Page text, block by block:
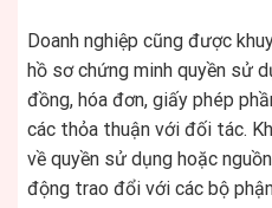
Doanh nghiệp cũng được
hồ sơ chứng minh quyền sử
đồng, hóa đơn, giấy phép
các thỏa thuận với đối tác.
về quyền sử dụng hoặc
động trao đổi với các bộ